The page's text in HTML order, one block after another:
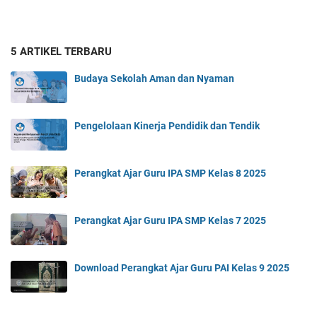
5 ARTIKEL TERBARU
Budaya Sekolah Aman dan Nyaman
Pengelolaan Kinerja Pendidik dan Tendik
Perangkat Ajar Guru IPA SMP Kelas 8 2025
Perangkat Ajar Guru IPA SMP Kelas 7 2025
Download Perangkat Ajar Guru PAI Kelas 9 2025